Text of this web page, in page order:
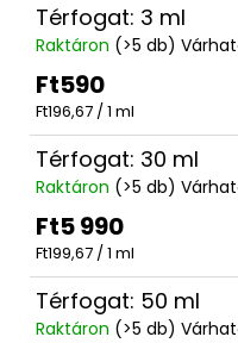
Térfogat: 3 ml
Raktáron (>5 db)
Ft590
Egységár:
Ft196,67 / 1 ml
Térfogat: 30 ml
Raktáron (>5 db)
Ft5 990
Egységár:
Ft199,67 / 1 ml
Térfogat: 50 ml
Raktáron (>5 db)